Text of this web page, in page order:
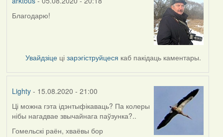
In
Harrier
Благодарю!
Увайдзіце цізарэгіструйцеся каб пакідаць каментары.
Lighty- 15.08.2020 - 21:00
Ці можна гэта ідэнтыфікаваць? Па колеры
нібы нагадвае звычайнага паўзунка?..
Гомельскі раён, хваёвы бор